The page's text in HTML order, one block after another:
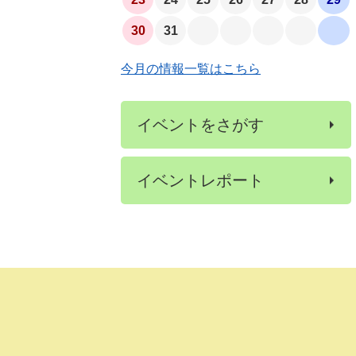
30 31
今月の情報一覧はこちら
イベントをさがす
イベントレポート